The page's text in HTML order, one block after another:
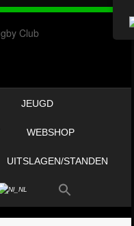
JEUGD
WEBSHOP
UITSLAGEN/STANDEN